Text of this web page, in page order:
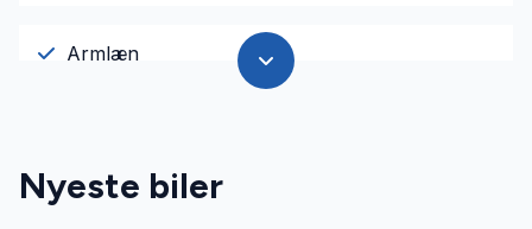
Armlæn
Auto. start/stop
Nyeste biler